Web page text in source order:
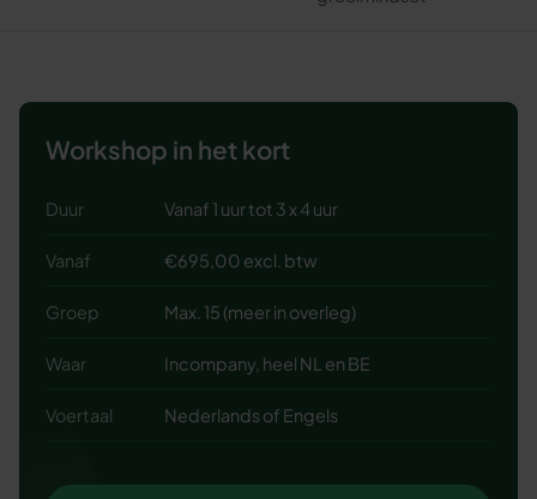
Workshop in het kort
Duur Vanaf 1 uur tot 3 x 4 uur
Vanaf €695,00 excl. btw
Groep Max. 15 (meer in overleg)
Waar Incompany, heel NL en BE
Voertaal Nederlands of Engels